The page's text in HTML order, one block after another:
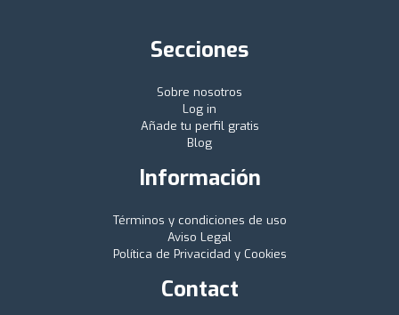
Secciones
Sobre nosotros
Log in
Añade tu perfil gratis
Blog
Información
Términos y condiciones de uso
Aviso Legal
Política de Privacidad y Cookies
Contact